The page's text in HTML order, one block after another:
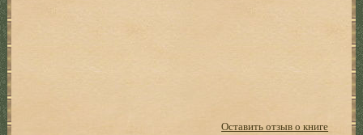
Оставить отзыв о книге